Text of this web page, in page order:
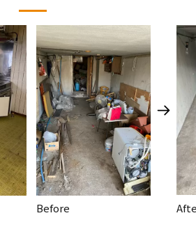
Before